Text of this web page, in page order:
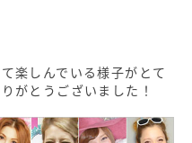
楽しんでいる様子がとて
がとうございました！